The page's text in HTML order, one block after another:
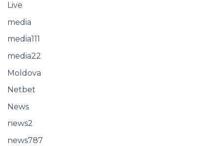
Live
media
media111
media22
Moldova
Netbet
News
news2
news787